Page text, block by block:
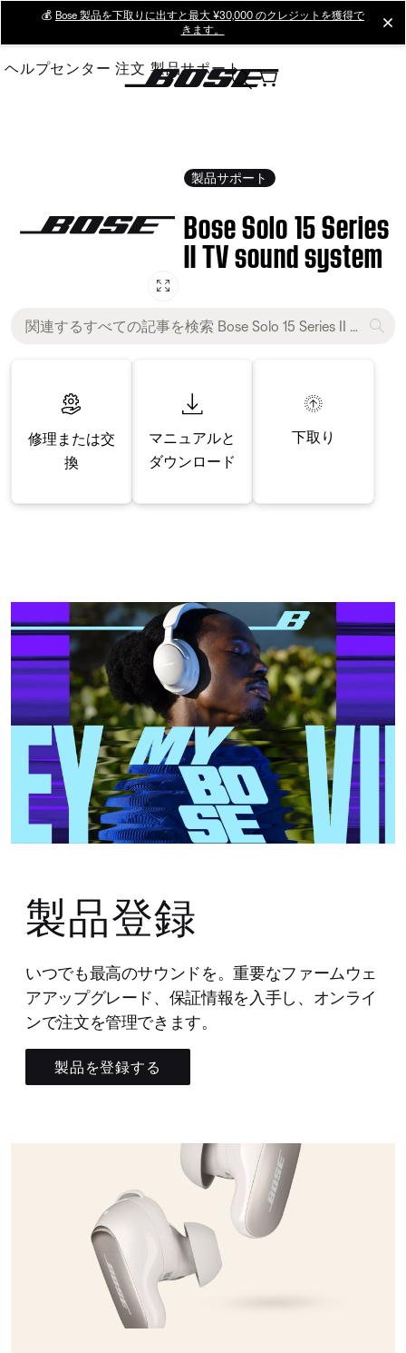
Main
💰 Bose 製品を下取りに出すと最大 ¥30,000 のクレジットを獲得で
きます。
ヘルプセンター 注文 製品サポート
製品サポート
Bose Solo 15 Series
II TV sound system
修理または交
換
マニュアルと
ダウンロード
下取り
製品登録
いつでも最高のサウンドを。重要なファームウェ
アアップグレード、保証情報を入手し、オンライ
ンで注文を管理できます。
製品を登録する